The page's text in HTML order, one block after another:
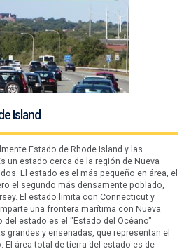
Island
Estado de Rhode Island y las
un estado cerca de la región de Nueva
El estado es el más pequeño en área, el
el segundo más densamente poblado,
El estado limita con Connecticut y
una frontera marítima con Nueva
del estado es el "Estado del Océano"
grandes y ensenadas, que representan el
El área total de tierra del estado es de